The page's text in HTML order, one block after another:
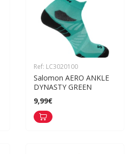
Ref: LC3020100
Salomon AERO ANKLE
DYNASTY GREEN
9,99€